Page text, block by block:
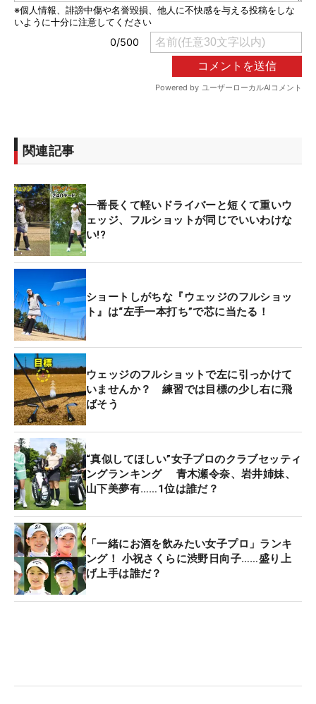
関連記事
一番長くて軽いドライバーと短くて重いウ
ェッジ、フルショットが同じでいいわけな
い!?
ショートしがちな『ウェッジのフルショッ
ト』は“左手一本打ち”で芯に当たる！
ウェッジのフルショットで左に引っかけて
いませんか？ 練習では目標の少し右に飛
ばそう
“真似してほしい”女子プロのクラブセッティ
ングランキング 青木瀬令奈、岩井姉妹、
山下美夢有……1位は誰だ？
「一緒にお酒を飲みたい女子プロ」ランキ
ング！ 小祝さくらに渋野日向子……盛り上
げ上手は誰だ？